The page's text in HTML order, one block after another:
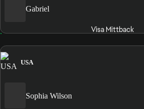
Gabriel
Visa Mittback
USA
Sophia Wilson